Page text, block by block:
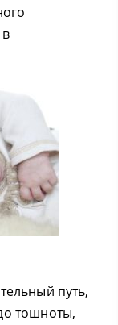
путь,
тошноты,